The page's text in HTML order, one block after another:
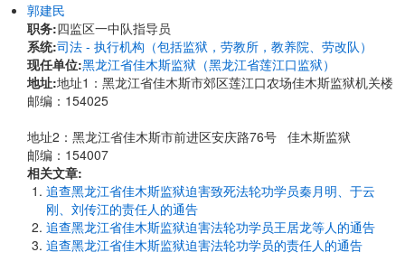
郭建民
职务:四监区一中队指导员
系统:司法 - 执行机构（包括监狱，劳教所，教养院、劳改队）
现任单位:黑龙江省佳木斯监狱（黑龙江省莲江口监狱）
地址:地址1：黑龙江省佳木斯市郊区莲江口农场佳木斯监狱机关楼
邮编：154025
地址2：黑龙江省佳木斯市前进区安庆路76号 佳木斯监狱
邮编：154007
相关文章:
追查黑龙江省佳木斯监狱迫害致死法轮功学员秦月明、于云
刚、刘传江的责任人的通告
追查黑龙江省佳木斯监狱迫害法轮功学员王居龙等人的通告
追查黑龙江省佳木斯监狱迫害法轮功学员的责任人的通告